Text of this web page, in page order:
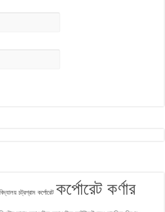
চট্রগ্রাম কর্পোরেট কর্পোরেট কর্ণার